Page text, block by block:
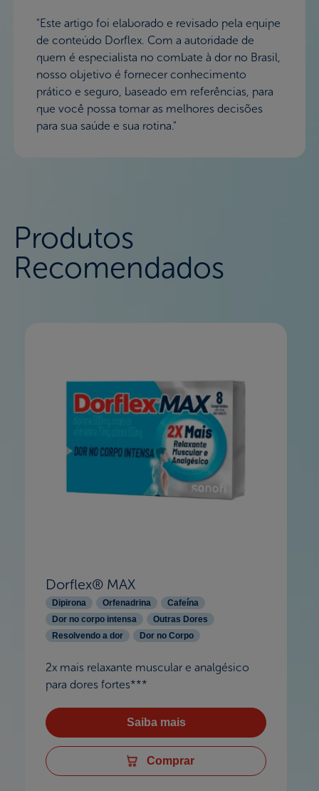
"Este artigo foi elaborado e revisado pela equipe
de conteúdo Dorflex. Com a autoridade de
quem é especialista no combate à dor no Brasil,
nosso objetivo é fornecer conhecimento
prático e seguro, baseado em referências, para
que você possa tomar as melhores decisões
para sua saúde e sua rotina."
Produtos
Recomendados
Dorflex® MAX
Dipirona Orfenadrina
Cafeína
Dor no corpo intensa
Outras Dores
Resolvendo a dor
Dor no Corpo
2x mais relaxante muscular e analgésico
para dores fortes***
Saiba mais
Comprar